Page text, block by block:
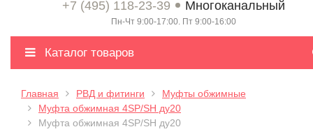
+7 (495) 118-23-39 Многоканальный
Пн-Чт 9:00-17:00. Пт 9:00-16:00
Каталог товаров
Главная РВД и фитинги
Муфты обжимные
Муфта обжимная 4SP/SH ду20
Муфта обжимная 4SP/SH ду20